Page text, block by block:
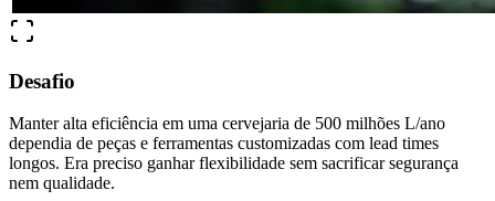
Desafio
Manter alta eficiência em uma cervejaria de 500 milhões L/ano
dependia de peças e ferramentas customizadas com lead times
longos. Era preciso ganhar flexibilidade sem sacrificar segurança
nem qualidade.